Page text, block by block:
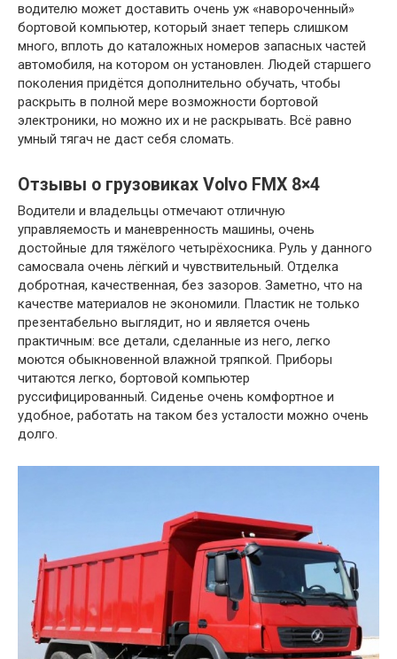
водителю может доставить очень уж «навороченный»
бортовой компьютер, который знает теперь слишком
много, вплоть до каталожных номеров запасных частей
автомобиля, на котором он установлен. Людей старшего
поколения придётся дополнительно обучать, чтобы
раскрыть в полной мере возможности бортовой
электроники, но можно их и не раскрывать. Всё равно
умный тягач не даст себя сломать.
Отзывы о грузовиках Volvo FMX 8×4
Водители и владельцы отмечают отличную
управляемость и маневренность машины, очень
достойные для тяжёлого четырёхосника. Руль у данного
самосвала очень лёгкий и чувствительный. Отделка
добротная, качественная, без зазоров. Заметно, что на
качестве материалов не экономили. Пластик не только
презентабельно выглядит, но и является очень
практичным: все детали, сделанные из него, легко
моются обыкновенной влажной тряпкой. Приборы
читаются легко, бортовой компьютер
руссифицированный. Сиденье очень комфортное и
удобное, работать на таком без усталости можно очень
долго.